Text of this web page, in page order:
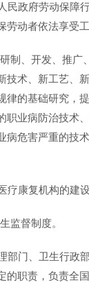
民政府劳动保障
劳动者依法享受工
制、开发、推广
技术、新工艺、
律的基础研究，
职业病防治技术
病危害严重的技
康复机构的建设
监督制度。
门、卫生行政
的职责，负责全